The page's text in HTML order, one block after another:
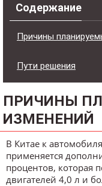
Содержание
Причины
Пути решения
ПРИЧИНЫ
ИЗМЕНЕНИЙ
В Китае к
применяется
процентов, которая
двигателей 4,0 л и